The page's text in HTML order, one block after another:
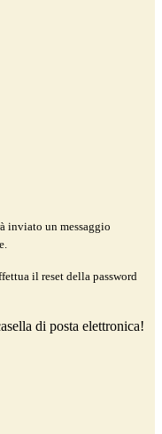
inviato un messaggio
il reset della password
di posta elettronica!